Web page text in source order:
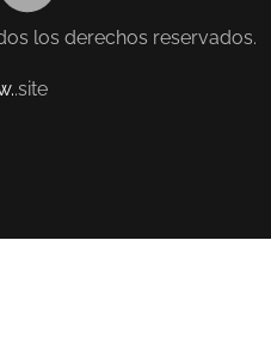
los derechos reservados.
.site